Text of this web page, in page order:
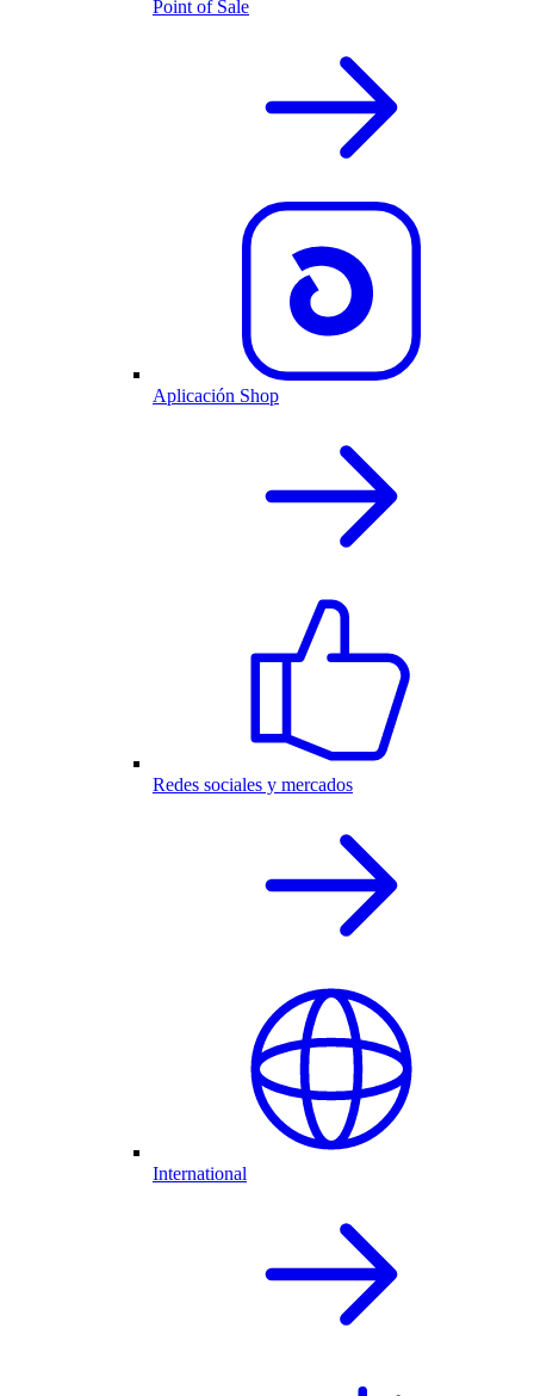
Point of Sale
Aplicación Shop
Redes sociales y mercados
International